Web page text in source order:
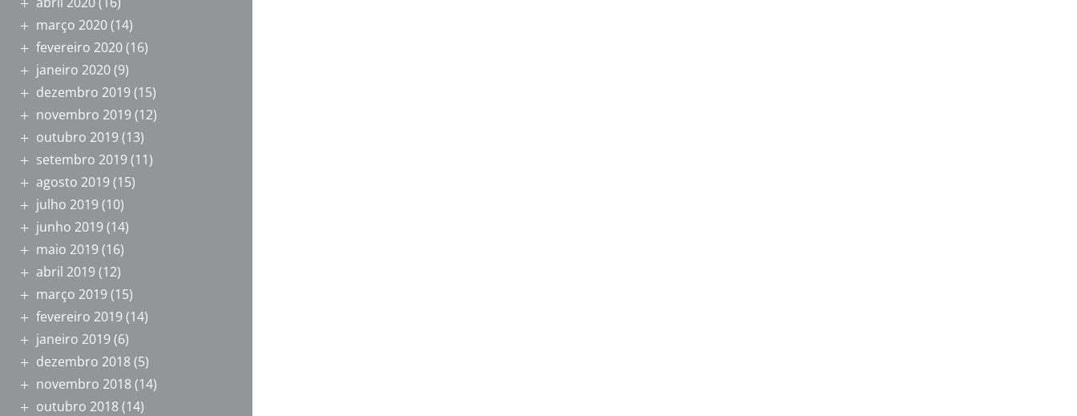
março 2020(14)
fevereiro 2020(16)
janeiro 2020(9)
dezembro 2019(15)
novembro 2019(12)
outubro 2019(13)
setembro 2019(11)
agosto 2019(15)
julho 2019(10)
junho 2019(14)
maio 2019(16)
abril 2019(12)
março 2019(15)
fevereiro 2019(14)
janeiro 2019(6)
dezembro 2018(5)
novembro 2018(14)
outubro 2018(14)